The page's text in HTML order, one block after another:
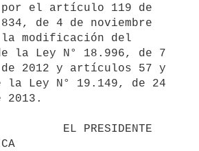
por el artículo 119 de
de 4 de noviembre
la modificación del
la Ley N° 18.996, de 7
de 2012 y artículos 57 y
la Ley N° 19.149, de 24
2013.